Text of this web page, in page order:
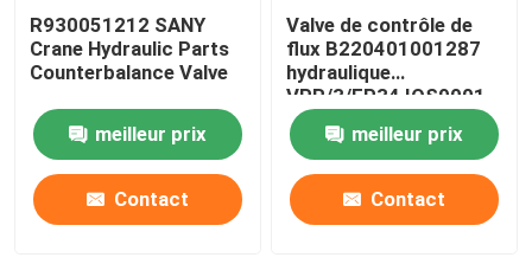
R930051212 SANY
Crane Hydraulic Parts
Counterbalance Valve
meilleur prix
Contact
Valve de contrôle de
flux B220401001287
hydraulique
VPR/3/EP34 IOS9001
meilleur prix
Contact